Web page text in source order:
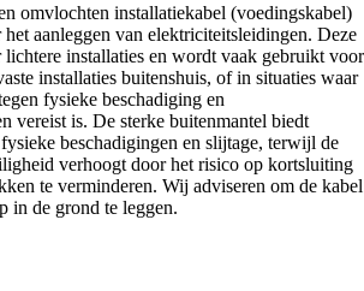
omvlochten installatiekabel (voedingskabel)
aanleggen van elektriciteitsleidingen. Deze
lichtere installaties en wordt vaak gebruikt voor
installaties buitenshuis, of in situaties waar
fysieke beschadiging en
vereist is. De sterke buitenmantel biedt
beschadigingen en slijtage, terwijl de
verhoogt door het risico op kortsluiting
te verminderen. Wij adviseren om de kabel
in de grond te leggen.